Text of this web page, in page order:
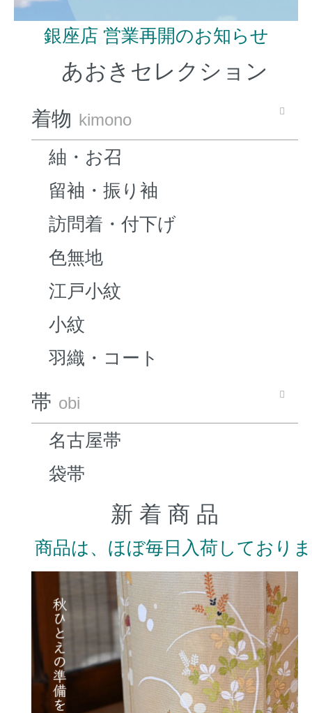
銀座店 営業再開のお知らせ
あおきセレクション
着物 kimono
紬・お召
留袖・振り袖
訪問着・付下げ
色無地
江戸小紋
小紋
羽織・コート
帯 obi
名古屋帯
袋帯
新 着 商 品
商品は、ほぼ毎日入荷しており